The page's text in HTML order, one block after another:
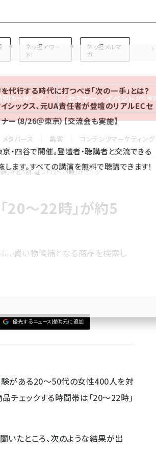
ム
ネッ担アワー
ド！
ネッ担メルマ
ガ
別 から探す セミナー／イベント から探す
メタバース 集客 コンテンツマーケティング
」が約5割、昼は「12～14時」がピーク
20～22時」が約5
、買い物候補となる商品を検索し
優先するニュース提供元に追加
がある20～50代の女性400人を対
チェックする時間帯は「20～22時」
いたところ、次のような結果が出
行する時代に打つべき「次の一手」とは？
シックス、元UA責任者が登壇のリアルECセ
ー（8/26＠東京）【交流会も実施】
京・四谷で開催。登壇者・聴講者と交流できる
ます。すべての講演を無料で聴講できます！